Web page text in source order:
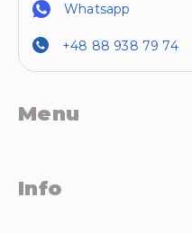
Whatsapp
+48 88 938 79 74
Menu
Info